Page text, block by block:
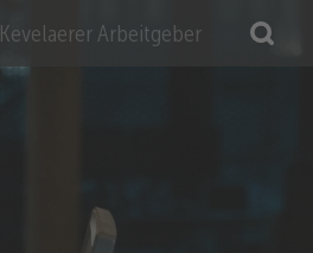
Kevelaerer Arbeitgeber